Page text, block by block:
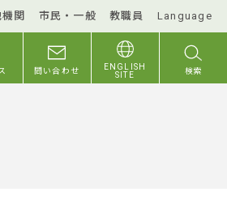
関 市民・一般 教職員 Language
問い合わせ
ENGLISH
SITE
検索